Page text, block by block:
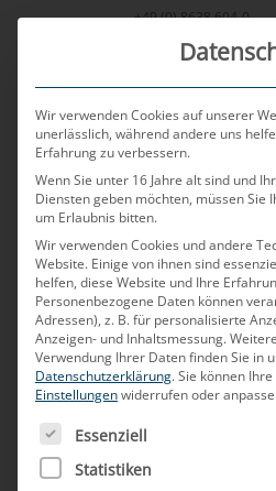
Zum
+49 (0) 8638 604-0
Ihr
Wir verwenden Cookies auf unserer
unerlässlich, während andere uns
Erfahrung zu verbessern.
Wenn Sie unter 16 Jahre alt sind und
Diensten geben möchten, müssen Sie
um Erlaubnis bitten.
Wir verwenden Cookies und andere
Website. Einige von ihnen sind
helfen, diese Website und Ihre
Personenbezogene Daten können
Adressen), z. B. für personalisierte
Anzeigen- und Inhaltsmessung.
Verwendung Ihrer Daten finden Sie in
Datenschutzerklärung.Sie können
Einstellungenwiderrufen oder
ES FOLGT EINE LISTE DER
Essenziell
Statistiken